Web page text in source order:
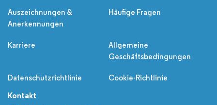
Auszeichnungen &
Anerkennungen
Häufige Fragen
Karriere
Allgemeine
Geschäftsbedingungen
Datenschutzrichtlinie Cookie-Richtlinie
Kontakt